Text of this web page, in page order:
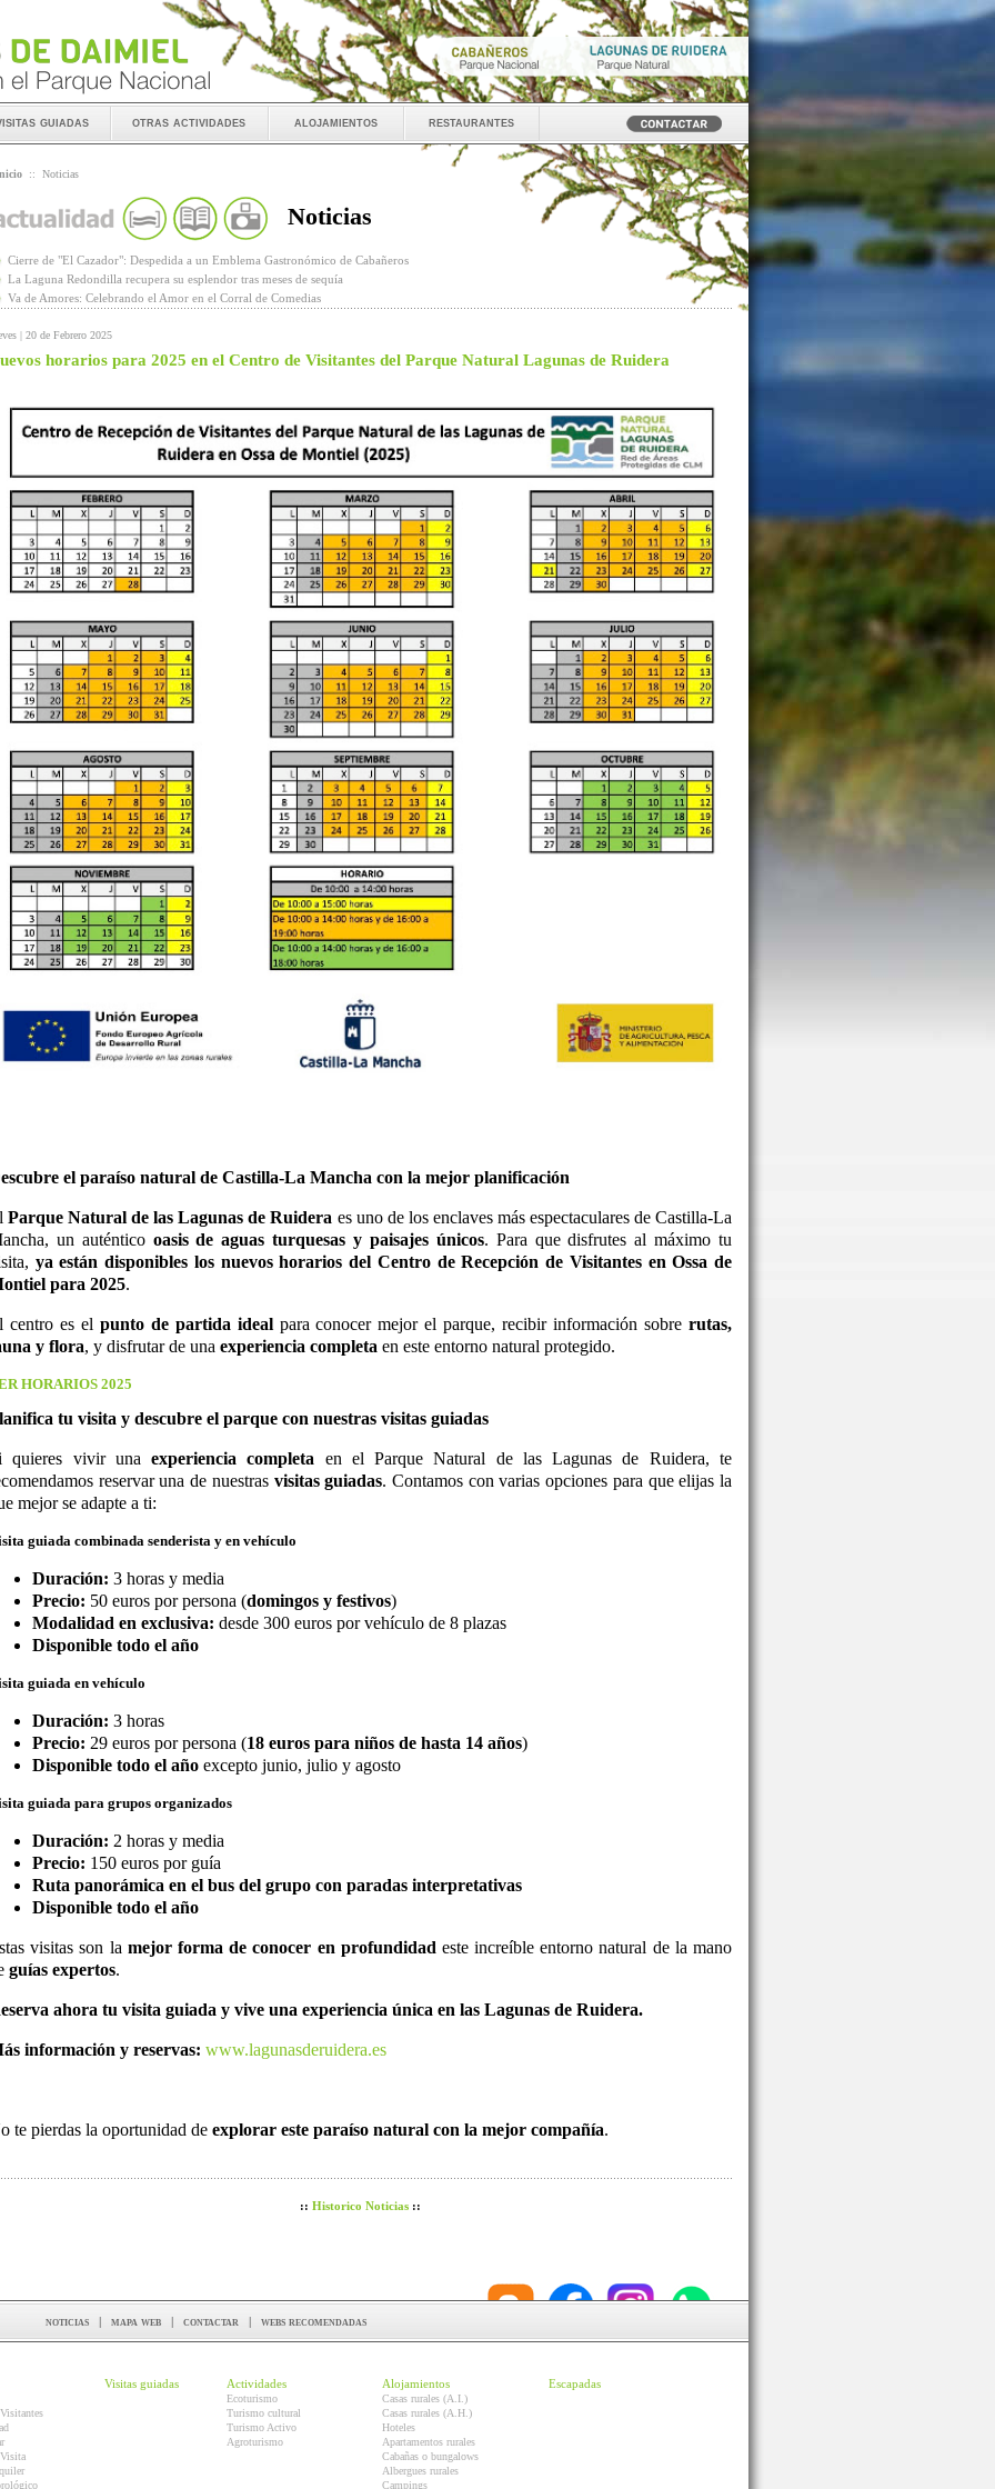
guiadas otras actividades alojamientos restaurantes
:: Noticias
Noticias
Cierre de "El Cazador": Despedida a un Emblema Gastronómico de Cabañeros
La Laguna Redondilla recupera su esplendor tras meses de sequía
Va de Amores: Celebrando el Amor en el Corral de Comedias
| 20 de Febrero 2025
horarios para 2025 en el Centro de Visitantes del Parque Natural Lagunas de Ruidera
el paraíso natural de Castilla-La Mancha con la mejor planificación
Parque Natural de las Lagunas de Ruidera es uno de los enclaves más espectaculares de Castilla-La
un auténtico oasis de aguas turquesas y paisajes únicos. Para que disfrutes al máximo tu
ya están disponibles los nuevos horarios del Centro de Recepción de Visitantes en Ossa de
para 2025.
centro es el punto de partida idealpara conocer mejor el parque, recibir información sobre rutas,
y flora, y disfrutar de una experiencia completa en este entorno natural protegido.
HORARIOS 2025
tu visita y descubre el parque con nuestras visitas guiadas
quieres vivir unaexperiencia completa en el Parque Natural de las Lagunas de Ruidera, te
reservar una de nuestras visitas guiadas. Contamos con varias opciones para que elijas la
mejor se adapte a ti:
guiada combinada senderista y en vehículo
Duración: 3 horas y media
Precio: 50 euros por persona (domingos y festivos)
Modalidad en exclusiva: desde 300 euros por vehículo de 8 plazas
Disponible todo el año
guiada en vehículo
Duración: 3 horas
Precio: 29 euros por persona (18 euros para niños de hasta 14 años)
Disponible todo el año excepto junio, julio y agosto
guiada para grupos organizados
Duración: 2 horas y media
Precio: 150 euros por guía
Ruta panorámica en el bus del grupo con paradas interpretativas
Disponible todo el año
visitas son la mejor forma de conocer en profundidad este increíble entorno natural de la mano
guías expertos.
ahora tu visita guiada y vive una experiencia única en las Lagunas de Ruidera.
información y reservas: www.lagunasderuidera.es
te pierdas la oportunidad de explorar este paraíso natural con la mejor compañía.
:: Historico Noticias::
noticias | mapa web | contactar | webs recomendadas
Visitas guiadas Actividades
Ecoturismo
Turismo cultural
Turismo Activo
Agroturismo
Alojamientos
Casas rurales (A.I.)
Casas rurales (A.H.)
Hoteles
Apartamentos rurales
Cabañas o bungalows
Albergues rurales
Campings
Escapadas